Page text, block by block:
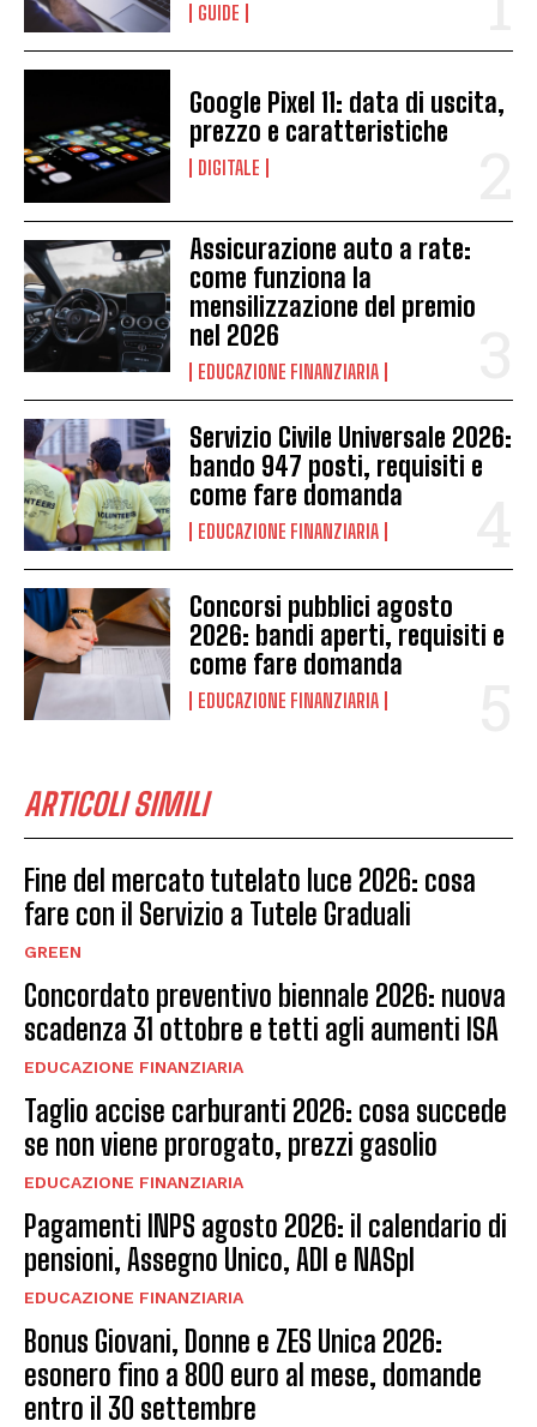
GUIDE
Google Pixel 11: data di uscita,
prezzo e caratteristiche
DIGITALE
Assicurazione auto a rate:
come funziona la
mensilizzazione del premio
nel 2026
EDUCAZIONE FINANZIARIA
Servizio Civile Universale 2026:
bando 947 posti, requisiti e
come fare domanda
EDUCAZIONE FINANZIARIA
Concorsi pubblici agosto
2026: bandi aperti, requisiti e
come fare domanda
EDUCAZIONE FINANZIARIA
ARTICOLI SIMILI
Fine del mercato tutelato luce 2026: cosa
fare con il Servizio a Tutele Graduali
GREEN
Concordato preventivo biennale 2026: nuova
scadenza 31 ottobre e tetti agli aumenti ISA
EDUCAZIONE FINANZIARIA
Taglio accise carburanti 2026: cosa succede
se non viene prorogato, prezzi gasolio
EDUCAZIONE FINANZIARIA
Pagamenti INPS agosto 2026: il calendario di
pensioni, Assegno Unico, ADI e NASpI
EDUCAZIONE FINANZIARIA
Bonus Giovani, Donne e ZES Unica 2026:
esonero fino a 800 euro al mese, domande
entro il 30 settembre